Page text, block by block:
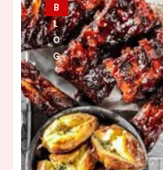
B
L
O
G